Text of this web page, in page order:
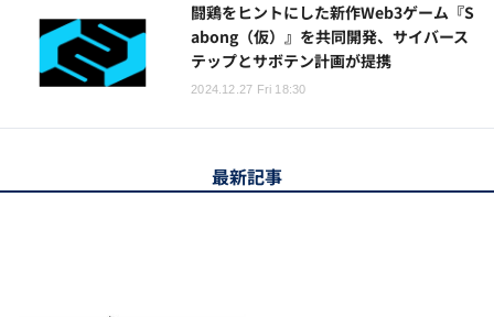
闘鶏をヒントにした新作Web3ゲーム『S
abong（仮）』を共同開発、サイバース
テップとサボテン計画が提携
2024.12.27 Fri 18:30
最新記事